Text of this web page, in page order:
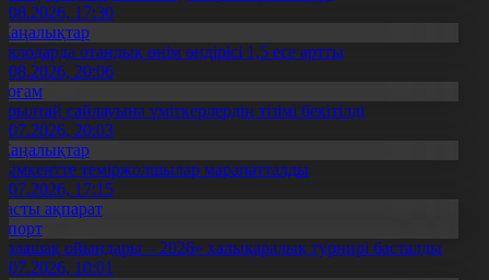
17:30
отандық өнім өндірісі 1,5 есе артты
20:06
сайлауына үміткерлердің тізімі бекітілді
20:03
теміржолшылар марапатталды
17:15
ақпарат
ойындары – 2026» халықаралық турнирі басталды
10:01